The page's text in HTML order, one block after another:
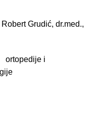
dr.med.,
i